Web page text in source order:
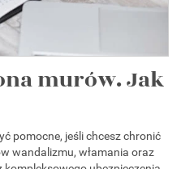
murów. Jak
pomocne, jeśli chcesz chronić
wandalizmu, włamania oraz